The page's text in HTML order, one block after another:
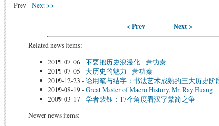
Prev - Next >>
< Prev Next >
Related news items:
2011-07-06- 不要把历史浪漫化 - 萧功秦
2011-07-05 - 大历史的魅力 - 萧功秦
2010-12-23 - 论用笔与结字：书法艺术成熟的三大历史阶
2010-08-19- Great Master of Macro History, Mr. Ray Huang
2009-03-17 - 学者裴钰：17个角度看汉字繁简之争
Newer news items: